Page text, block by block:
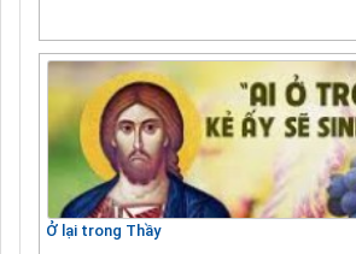
Ở lại trong Thầy